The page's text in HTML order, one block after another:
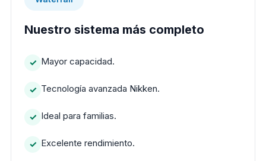
Nuestro sistema más completo
Mayor capacidad.
Tecnología avanzada Nikken.
Ideal para familias.
Excelente rendimiento.